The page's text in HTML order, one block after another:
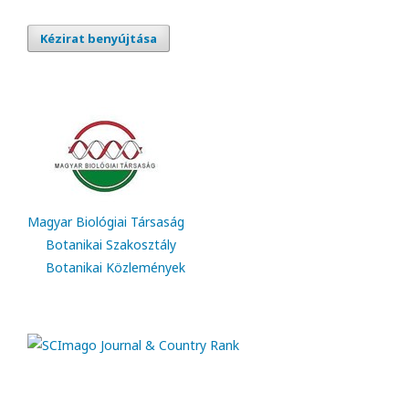
Kézirat benyújtása
Magyar Biológiai Társaság
Botanikai Szakosztály
Botanikai Közlemények